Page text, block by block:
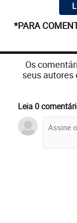
*PARA
Os
seus autores
Leia 0